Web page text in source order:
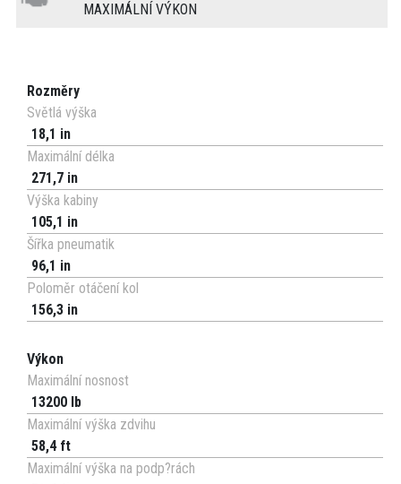
MAXIMÁLNÍ VÝKON
Rozměry
Světlá výška
18,1 in
Maximální délka
271,7 in
Výška kabiny
105,1 in
Šířka pneumatik
96,1 in
Poloměr otáčení kol
156,3 in
Výkon
Maximální nosnost
13200 lb
Maximální výška zdvihu
58,4 ft
Maximální výška na podp?rách